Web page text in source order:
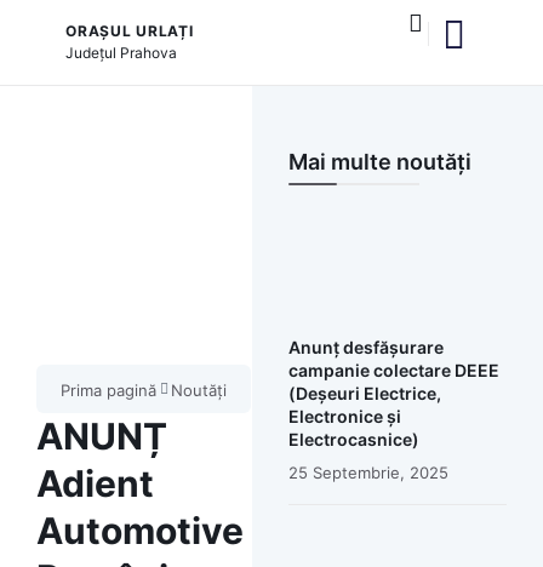
ORAȘUL URLAȚI
Județul Prahova
Prima pagină Noutăți
ANUNȚ
Adient
Automotive
Mai multe noutăți
Anunț desfășurare
campanie colectare DEEE
(Deșeuri Electrice,
Electronice și
Electrocasnice)
25 Septembrie, 2025